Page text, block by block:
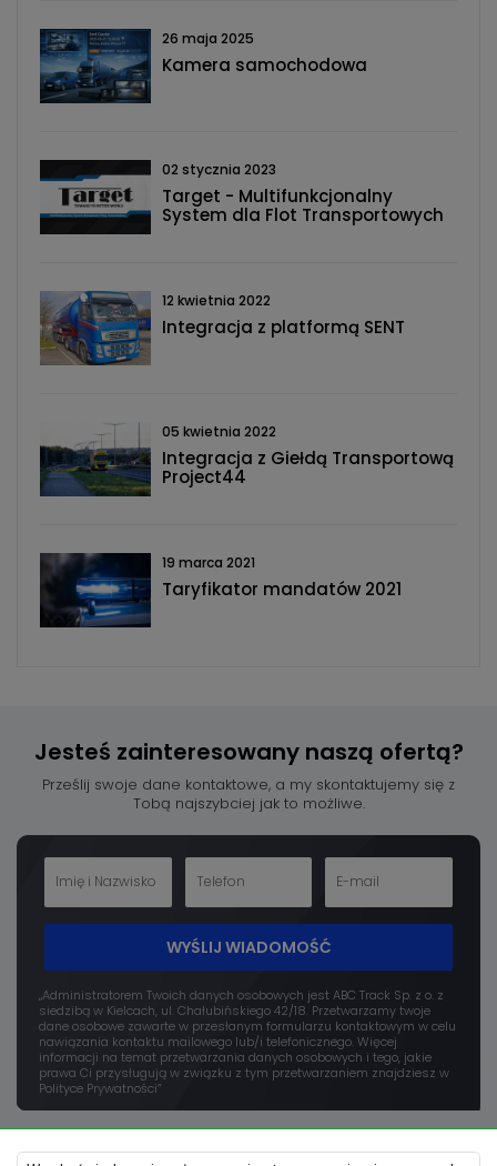
26 maja 2025
Kamera samochodowa
02 stycznia 2023
Target - Multifunkcjonalny
System dla Flot Transportowych
12 kwietnia 2022
Integracja z platformą SENT
05 kwietnia 2022
Integracja z Giełdą Transportową
Project44
19 marca 2021
Taryfikator mandatów 2021
Jesteś zainteresowany naszą ofertą?
Prześlij swoje dane kontaktowe, a my skontaktujemy się z
Tobą najszybciej jak to możliwe.
WYŚLIJ WIADOMOŚĆ
„Administratorem Twoich danych osobowych jest ABC Track Sp. z o. z
siedzibą w Kielcach, ul. Chałubińskiego 42/18. Przetwarzamy twoje
dane osobowe zawarte w przesłanym formularzu kontaktowym w celu
nawiązania kontaktu mailowego lub/i telefonicznego. Więcej
informacji na temat przetwarzania danych osobowych i tego, jakie
prawa Ci przysługują w związku z tym przetwarzaniem znajdziesz w
Polityce Prywatności”